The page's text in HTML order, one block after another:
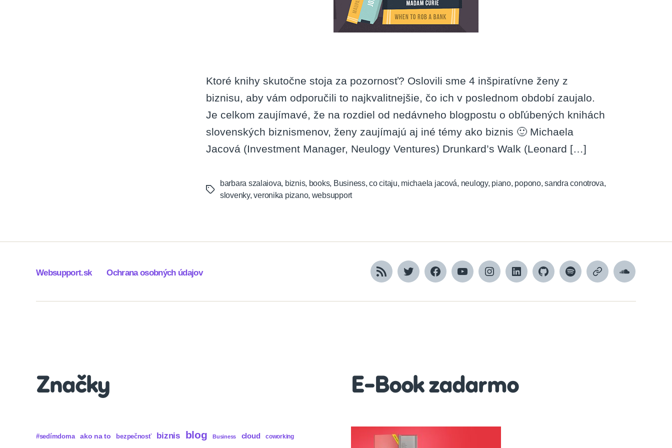
Ktoré knihy skutočne stoja za pozornosť? Oslovili sme 4 inšpiratívne ženy z
biznisu, aby vám odporučili to najkvalitnejšie, čo ich v poslednom období zaujalo.
Je celkom zaujímavé, že na rozdiel od nedávneho blogpostu o obľúbených knihách
slovenských biznismenov, ženy zaujímajú aj iné témy ako biznis 🙂 Michaela
Jacová (Investment Manager, Neulogy Ventures) Drunkard’s Walk (Leonard […]
Tags
barbara szalaiova, biznis, books, Business,co citaju, michaela jacová, neulogy, piano, popono,sandra conotrova,
slovenky,veronika pizano, websupport
Websupport.sk Ochrana osobných údajov RSS TwitterFacebookYouTubeInstagramLinkedInGitHubSpotifyApple
SoundCloud
Značky
#sedímdoma ako na to bezpečnosť biznis blog Business cloud coworking
E-Book zadarmo